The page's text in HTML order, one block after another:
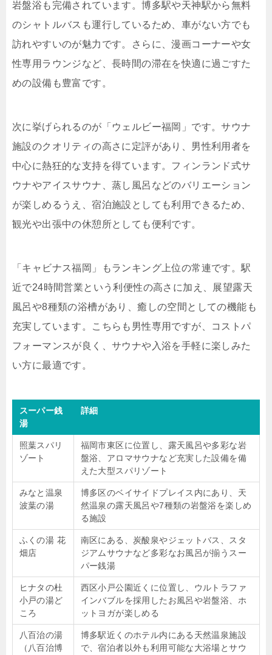
岩盤浴も完備されています。博多駅や天神駅から無料
のシャトルバスも運行しているため、車がない方でも
訪れやすいのが魅力です。さらに、漫画コーナーや女
性専用ラウンジなど、長時間の滞在を快適に過ごすた
めの設備も豊富です。
次に挙げられるのが「ウェルビー福岡」です。サウナ
施設のクオリティの高さに定評があり、男性利用者を
中心に熱狂的な支持を得ています。フィンランド式サ
ウナやアイスサウナ、蒸し風呂などのバリエーション
が楽しめるうえ、宿泊施設としても利用できるため、
観光や出張中の休憩所としても便利です。
「キャビナス福岡」もランキング上位の常連です。駅
近で24時間営業という利便性の高さに加え、展望露天
風呂や8種類の浴槽があり、癒しの空間としての機能も
充実しています。こちらも男性専用ですが、コストパ
フォーマンスが良く、サウナや入浴を手軽に楽しみた
い方に最適です。
スーパー銭
湯
詳細
照葉スパリ
ゾート
福岡市東区に位置し、露天風呂や多彩な岩
盤浴、アロマサウナなど充実した設備を備
えた大型スパリゾート
みなと温泉
波葉の湯
博多区のベイサイドプレイス内にあり、天
然温泉の露天風呂や7種類の岩盤浴を楽しめ
る施設
ふくの湯 花
畑店
南区にある、炭酸泉やジェットバス、スタ
ジアムサウナなど多彩なお風呂が揃うスー
パー銭湯
ヒナタの杜
小戸の湯ど
ころ
西区小戸公園近くに位置し、ウルトラファ
インバブルを採用したお風呂や岩盤浴、ホ
ットヨガが楽しめる
八百治の湯
（八百治博
博多駅近くのホテル内にある天然温泉施設
で、宿泊者以外も利用可能な大浴場とサウ